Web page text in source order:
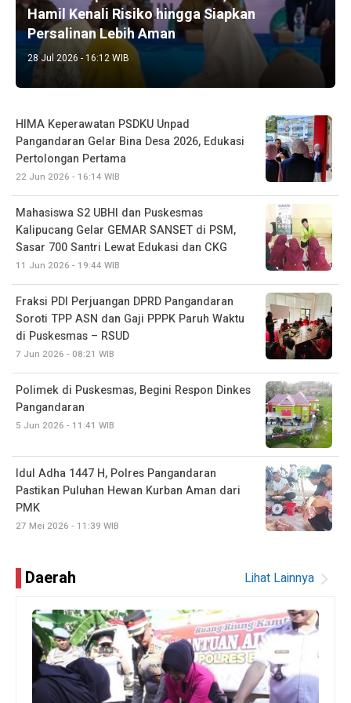
Hamil Kenali Risiko hingga Siapkan
Persalinan Lebih Aman
28 Jul 2026 - 16:12 WIB
HIMA Keperawatan PSDKU Unpad
Pangandaran Gelar Bina Desa 2026, Edukasi
Pertolongan Pertama
22 Jun 2026 - 16:14 WIB
Mahasiswa S2 UBHI dan Puskesmas
Kalipucang Gelar GEMAR SANSET di PSM,
Sasar 700 Santri Lewat Edukasi dan CKG
11 Jun 2026 - 19:44 WIB
Fraksi PDI Perjuangan DPRD Pangandaran
Soroti TPP ASN dan Gaji PPPK Paruh Waktu
di Puskesmas – RSUD
7 Jun 2026 - 08:21 WIB
Polimek di Puskesmas, Begini Respon Dinkes
Pangandaran
5 Jun 2026 - 11:41 WIB
Idul Adha 1447 H, Polres Pangandaran
Pastikan Puluhan Hewan Kurban Aman dari
PMK
27 Mei 2026 - 11:39 WIB
Daerah Lihat Lainnya